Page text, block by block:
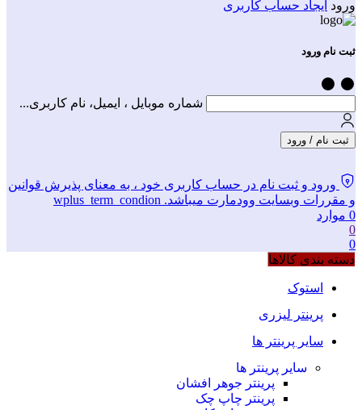
ورود ایجاد حساب کاربری
ثبت نام ورود
شماره موبایل ، ایمیل، نام کاربری...
ثبت نام / ورود
ورود و ثبت نام در حساب کاربری خود ، به معنای پذیرش قوانین
و مقررات وبسایت وودمارت میباشد. wplus_term_condion
0 موارد
0
0
دسته بندی کالاها
استوک
پرینتر لیزری
سایر پرینتر ها
سایر پرینتر ها
پرینتر جوهر افشان
پرینتر چاپ چک